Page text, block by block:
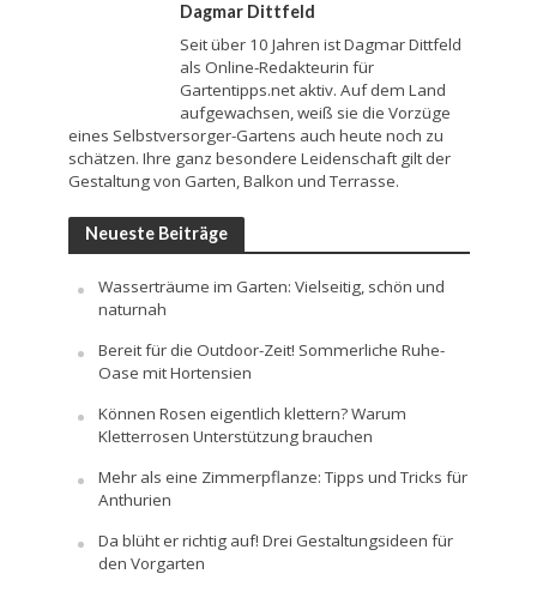
Dagmar Dittfeld
Seit über 10 Jahren ist Dagmar Dittfeld
als Online-Redakteurin für
Gartentipps.net aktiv. Auf dem Land
aufgewachsen, weiß sie die Vorzüge
eines Selbstversorger-Gartens auch heute noch zu
schätzen. Ihre ganz besondere Leidenschaft gilt der
Gestaltung von Garten, Balkon und Terrasse.
Neueste Beiträge
Wasserträume im Garten: Vielseitig, schön und
naturnah
Bereit für die Outdoor-Zeit! Sommerliche Ruhe-
Oase mit Hortensien
Können Rosen eigentlich klettern? Warum
Kletterrosen Unterstützung brauchen
Mehr als eine Zimmerpflanze: Tipps und Tricks für
Anthurien
Da blüht er richtig auf! Drei Gestaltungsideen für
den Vorgarten